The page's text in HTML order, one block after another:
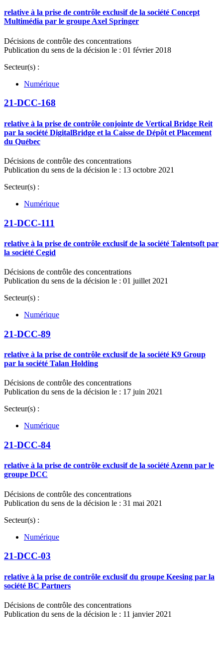
relative à la prise de contrôle exclusif de la société Concept
Multimédia par le groupe Axel Springer
Décisions de contrôle des concentrations
Publication du sens de la décision le : 01 février 2018
Secteur(s) :
Numérique
21-DCC-168
relative à la prise de contrôle conjointe de Vertical Bridge Reit
par la société DigitalBridge et la Caisse de Dépôt et Placement
du Québec
Décisions de contrôle des concentrations
Publication du sens de la décision le : 13 octobre 2021
Secteur(s) :
Numérique
21-DCC-111
relative à la prise de contrôle exclusif de la société Talentsoft par
la société Cegid
Décisions de contrôle des concentrations
Publication du sens de la décision le : 01 juillet 2021
Secteur(s) :
Numérique
21-DCC-89
relative à la prise de contrôle exclusif de la société K9 Group
par la société Talan Holding
Décisions de contrôle des concentrations
Publication du sens de la décision le : 17 juin 2021
Secteur(s) :
Numérique
21-DCC-84
relative à la prise de contrôle exclusif de la société Azenn par le
groupe DCC
Décisions de contrôle des concentrations
Publication du sens de la décision le : 31 mai 2021
Secteur(s) :
Numérique
21-DCC-03
relative à la prise de contrôle exclusif du groupe Keesing par la
société BC Partners
Décisions de contrôle des concentrations
Publication du sens de la décision le : 11 janvier 2021